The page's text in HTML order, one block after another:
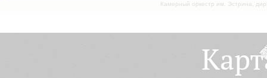
Камерный оркестр им. Эстрина,